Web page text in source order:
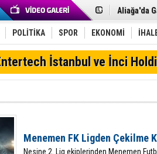
Furkan
Chp
AK Parti
SOCAR
Trafiği
Alto,
Chp
Aliağa-
POLİTİKA SPOR EKONOMİ
İstanbul ve İnci
Menemen FK Ligden Çekilme
Nesine 2. Lig ekiplerinden Menemen